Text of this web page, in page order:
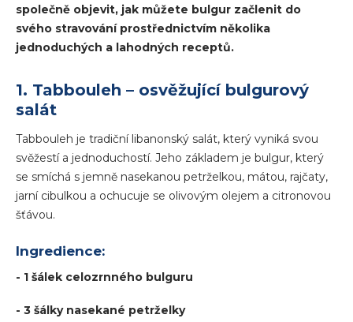
společně objevit, jak můžete bulgur začlenit do
svého stravování prostřednictvím několika
jednoduchých a lahodných receptů.
1. Tabbouleh – osvěžující bulgurový
salát
Tabbouleh je tradiční libanonský salát, který vyniká svou
svěžestí a jednoduchostí. Jeho základem je bulgur, který
se smíchá s jemně nasekanou petrželkou, mátou, rajčaty,
jarní cibulkou a ochucuje se olivovým olejem a citronovou
šťávou.
Ingredience:
- 1 šálek celozrnného bulguru
- 3 šálky nasekané petrželky